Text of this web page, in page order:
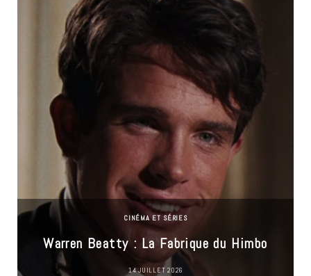
CINÉMA ET SÉRIES
Warren Beatty : La Fabrique du Himbo
14 JUILLET 2026